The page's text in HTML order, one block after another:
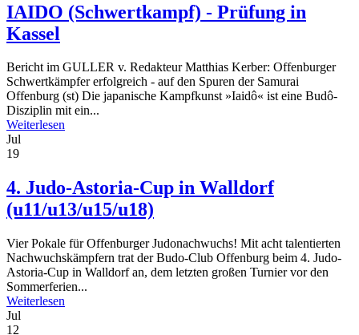
IAIDO (Schwertkampf) - Prüfung in
Kassel
Bericht im GULLER v. Redakteur Matthias Kerber: Offenburger
Schwertkämpfer erfolgreich - auf den Spuren der Samurai
Offenburg (st) Die japanische Kampfkunst »Iaidô« ist eine Budô-
Disziplin mit ein...
Weiterlesen
Jul
19
4. Judo-Astoria-Cup in Walldorf
(u11/u13/u15/u18)
Vier Pokale für Offenburger Judonachwuchs! Mit acht talentierten
Nachwuchskämpfern trat der Budo-Club Offenburg beim 4. Judo-
Astoria-Cup in Walldorf an, dem letzten großen Turnier vor den
Sommerferien...
Weiterlesen
Jul
12